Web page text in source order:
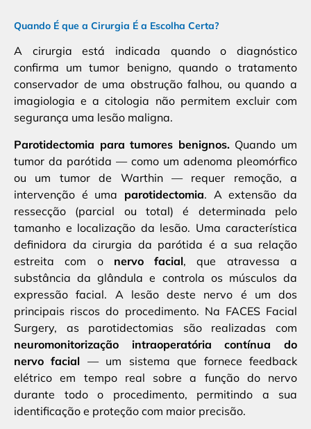
Quando É que a Cirurgia É a Escolha Certa?
A cirurgia está indicada quando o diagnóstico
confirma um tumor benigno, quando o tratamento
conservador de uma obstrução falhou, ou quando a
imagiologia e a citologia não permitem excluir com
segurança uma lesão maligna.
Parotidectomia para tumores benignos.Quando um
tumor da parótida — como um adenoma pleomórfico
ou um tumor de Warthin — requer remoção, a
intervenção é uma parotidectomia. A extensão da
ressecção (parcial ou total) é determinada pelo
tamanho e localização da lesão. Uma característica
definidora da cirurgia da parótida é a sua relação
estreita com o nervo facial, que atravessa a
substância da glândula e controla os músculos da
expressão facial. A lesão deste nervo é um dos
principais riscos do procedimento. Na FACES Facial
Surgery, as parotidectomias são realizadas com
neuromonitorização intraoperatória contínua do
nervo facial — um sistema que fornece feedback
elétrico em tempo real sobre a função do nervo
durante todo o procedimento, permitindo a sua
identificação e proteção com maior precisão.